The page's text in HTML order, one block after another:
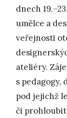
dnech
umělce a
veřejnosti
ateliéry.
s pedagogy,
pod jejichž
či